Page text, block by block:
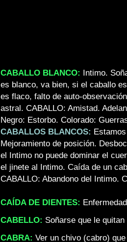
CABALLO BLANCO: Intimo.
es blanco, va bien, si el caballo
es flaco, falto de auto-
astral. CABALLO: Amistad.
Negro: Estorbo. Colorado:
CABALLOS BLANCOS:
Mejoramiento de posición.
el Intimo no puede dominar el
el jinete al Intimo. Caída de un
CABALLO: Abandono del Intimo.
CAÍDA DE DIENTES:
CABELLO: Soñarse que le
CABRA: Ver un chivo (cabro)